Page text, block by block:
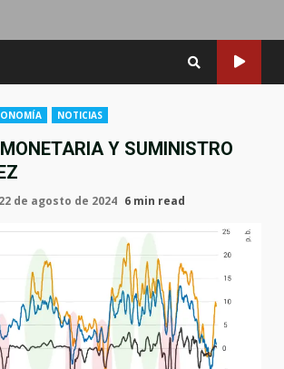
NOTICIAS
Y SUMINISTRO
22 de agosto de 2024 6 min read